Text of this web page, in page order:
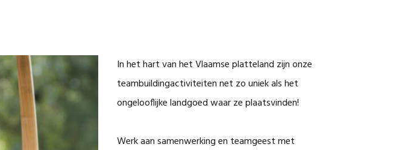
In het hart van het Vlaamse platteland zijn onze
teambuildingactiviteiten net zo uniek als het
ongelooflijke landgoed waar ze plaatsvinden!
Werk aan samenwerking en teamgeest met